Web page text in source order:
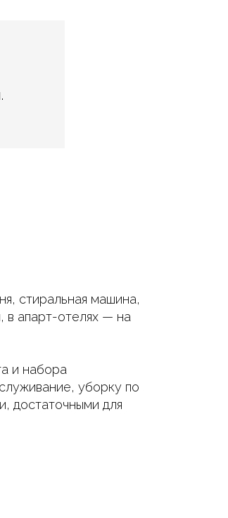
стиральная машина,
в апарт-отелях — на
и набора
уборку по
достаточными для